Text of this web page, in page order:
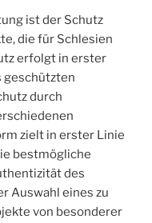
ist der Schutz
die für Schlesien
erfolgt in erster
geschützten
durch
zielt in erster Linie
bestmögliche
des
Auswahl eines zu
von besonderer